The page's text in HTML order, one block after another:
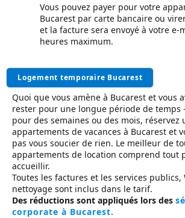
Vous pouvez payer pour votre
Bucarest par carte bancaire ou
et la facture sera envoyé à votre e-
heures maximum.
Logement temporaire Bucarest
Quoi que vous amène à Bucarest et vous
rester pour une longue période de temps
pour des semaines ou des mois, réservez
appartements de vacances à Bucarest et
pas vous soucier de rien. Le meilleur de
appartements de location comprend tout
accueillir.
Toutes les factures et les services publics,
nettoyage sont inclus dans le tarif.
Des réductions sont appliqués lors des
corporate à Bucarest.